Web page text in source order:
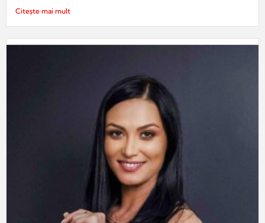
Citește mai mult